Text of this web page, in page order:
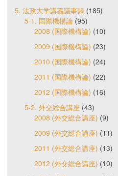
5. 法政大学講義議事録 (185)
5-1. 国際機構論 (95)
2008 (国際機構論) (10)
2009 (国際機構論) (23)
2010 (国際機構論) (24)
2011 (国際機構論) (22)
2012 (国際機構論) (16)
5-2. 外交総合講座 (43)
2008 (外交総合講座) (9)
2009 (外交総合講座) (11)
2011 (外交総合講座) (13)
2012 (外交総合講座) (10)